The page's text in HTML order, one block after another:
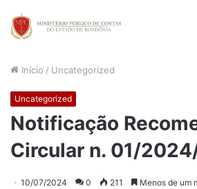
Início / Uncategorized
Uncategorized
Notificação
Circular n. 01/
10/07/2024 0 211 Menos de um